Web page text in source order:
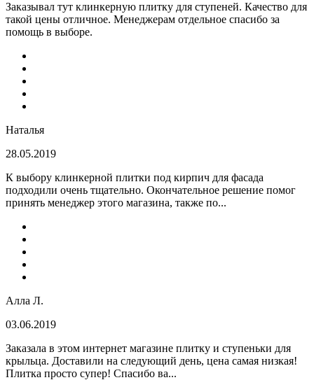
Заказывал тут клинкерную плитку для ступеней. Качество для
такой цены отличное. Менеджерам отдельное спасибо за
помощь в выборе.
Наталья
28.05.2019
К выбору клинкерной плитки под кирпич для фасада
подходили очень тщательно. Окончательное решение помог
принять менеджер этого магазина, также по...
Алла Л.
03.06.2019
Заказала в этом интернет магазине плитку и ступеньки для
крыльца. Доставили на следующий день, цена самая низкая!
Плитка просто супер! Спасибо ва...